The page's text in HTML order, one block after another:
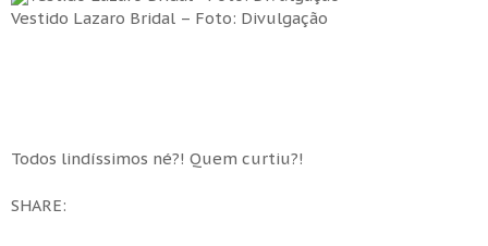
Vestido Lazaro Bridal – Foto: Divulgação
Todos lindíssimos né?! Quem curtiu?!
SHARE: